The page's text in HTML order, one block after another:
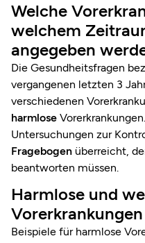
Welche
welchem
angegeben
Die Gesundheitsfragen
vergangenen letzten 3
verschiedenen
harmlose
Untersuchungen zur
Fragebogen überreicht,
beantworten müssen.
Harmlose und
Vorerkrankungen
Beispiele für harmlose